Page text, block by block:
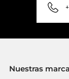
Nuestras